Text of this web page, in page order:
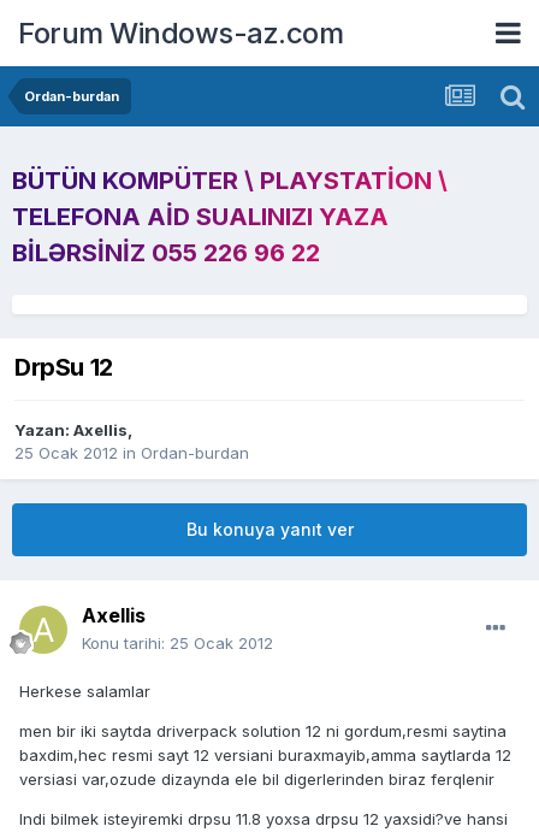
Forum Windows-az.com
Ordan-burdan
BÜTÜN KOMPÜTER \ PLAYSTATION \
TELEFONA AID SUALINIZI YAZA
BILƏRSINIZ 055 226 96 22
DrpSu 12
Yazan: Axellis,
25 Ocak 2012 in Ordan-burdan
Bu konuya yanıt ver
Axellis
Konu tarihi: 25 Ocak 2012
Herkese salamlar
men bir iki saytda driverpack solution 12 ni gordum,resmi saytina
baxdim,hec resmi sayt 12 versiani buraxmayib,amma saytlarda 12
versiasi var,ozude dizaynda ele bil digerlerinden biraz ferqlenir
Indi bilmek isteyiremki drpsu 11.8 yoxsa drpsu 12 yaxsidi?ve hansi